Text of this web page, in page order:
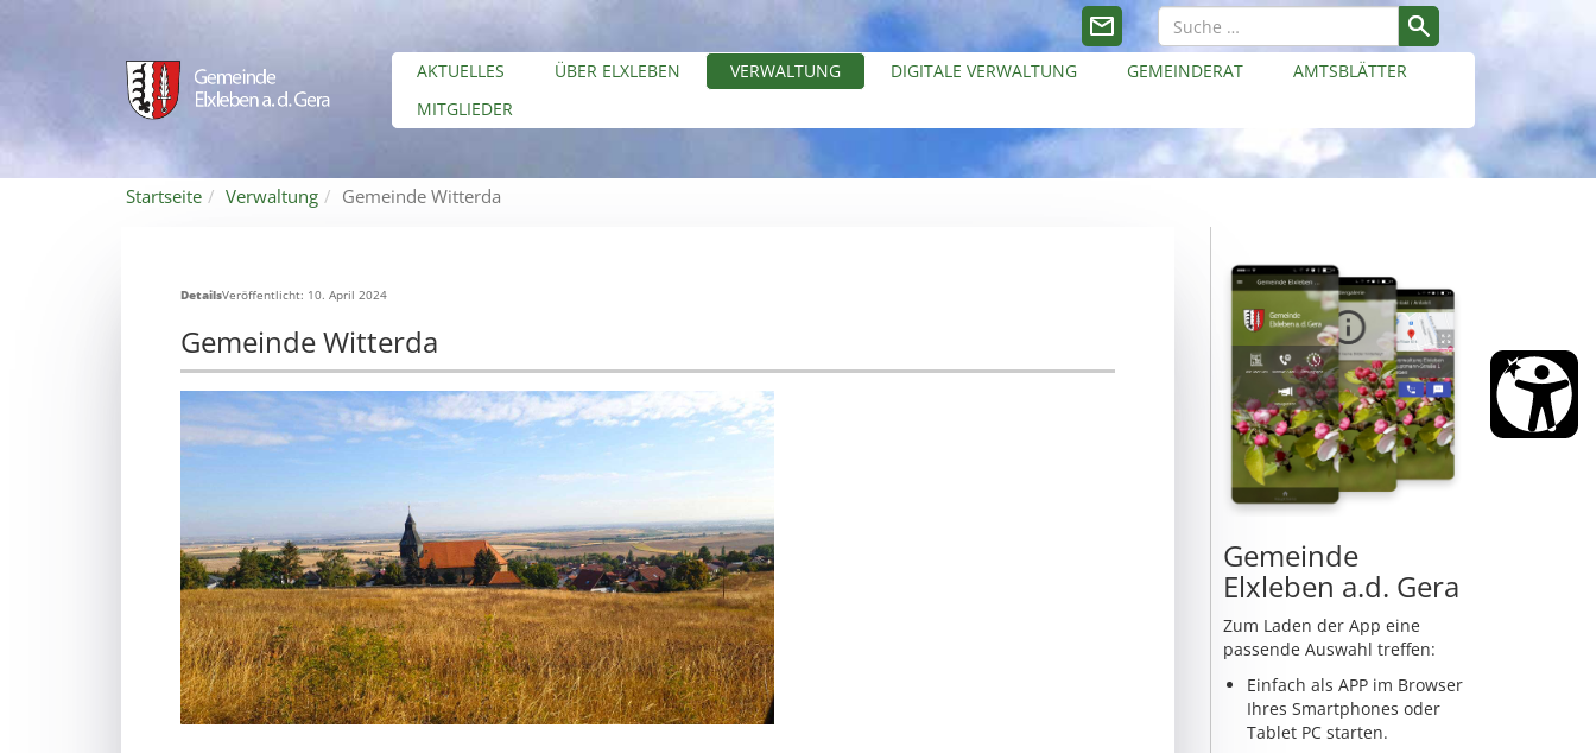
AKTUELLES ÜBER ELXLEBEN VERWALTUNG DIGITALE VERWALTUNG GEMEINDERAT
AMTSBLÄTTER
MITGLIEDER
Startseite Verwaltung Gemeinde Witterda
Gemeinde Witterda
DetailsVeröffentlicht: 10. April 2024
Gemeinde
Elxleben a.d. Gera
Zum Laden der App eine
passende Auswahl treffen:
Einfach als APP im Browser
Ihres Smartphones oder
Tablet PC starten.